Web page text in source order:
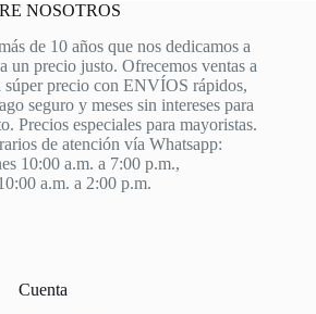
NOSOTROS
de 10 años que nos dedicamos a
un precio justo. Ofrecemos ventas a
precio con ENVÍOS rápidos,
seguro y meses sin intereses para
Precios especiales para mayoristas.
de atención vía Whatsapp:
10:00 a.m. a 7:00 p.m.,
a.m. a 2:00 p.m.
Cuenta